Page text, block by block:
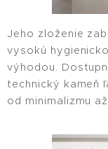
Jeho zloženie
vysokú
výhodou.
technický kameň
od minimalizmu